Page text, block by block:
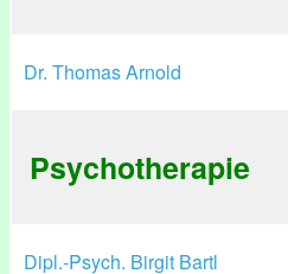
Dr. Thomas Arnold
Psychotherapie
Dipl.-Psych. Birgit Bartl